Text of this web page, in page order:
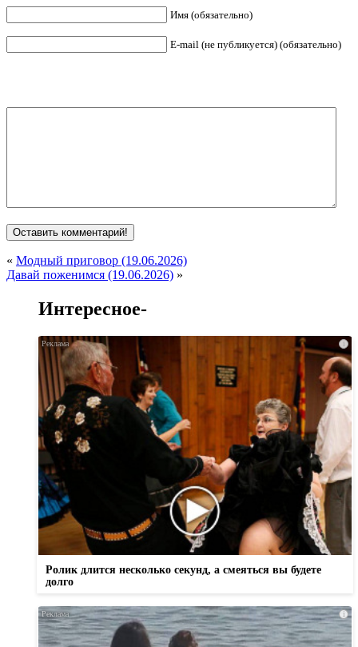
Имя (обязательно)
E-mail (не публикуется) (обязательно)
« Модный приговор (19.06.2026)
Давай поженимся (19.06.2026) »
Интересное-
i
Ролик длится несколько секунд, а смеяться вы будете
долго
i